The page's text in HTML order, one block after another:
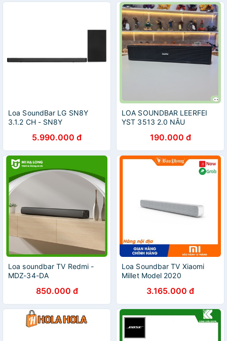
Loa SoundBar LG SN8Y
3.1.2 CH - SN8Y
5.990.000 đ
LOA SOUNDBAR LEERFEI
YST 3513 2.0 NÂU
190.000 đ
Loa soundbar TV Redmi -
MDZ-34-DA
850.000 đ
Loa Soundbar TV Xiaomi
Millet Model 2020
3.165.000 đ